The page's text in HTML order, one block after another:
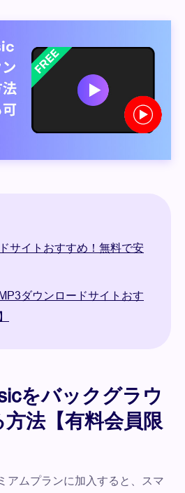
サイトおすすめ！無料で安
ダウンロードサイトおす
をバックグラウ
法【有料会員限
アムプランに加入すると、スマ